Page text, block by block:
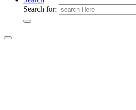
Search for: